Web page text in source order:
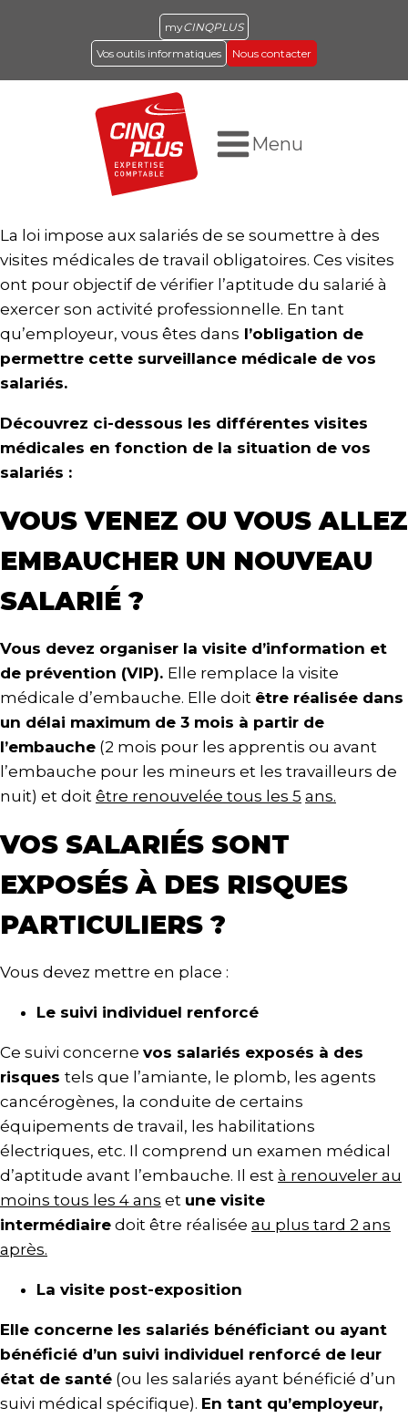
myCINQPLUS
Vos outils informatiques
Nous contacter
Menu
La loi impose aux salariés de se soumettre à des
visites médicales de travail obligatoires. Ces visites
ont pour objectif de vérifier l’aptitude du salarié à
exercer son activité professionnelle. En tant
qu’employeur, vous êtes dans l’obligation de
permettre cette surveillance médicale de vos
salariés.
Découvrez ci-dessous les différentes visites
médicales en fonction de la situation de vos
salariés :
VOUS VENEZ OU VOUS ALLEZ
EMBAUCHER UN NOUVEAU
SALARIÉ ?
Vous devez organiser la visite d’information et
de prévention (VIP). Elle remplace la visite
médicale d’embauche. Elle doit être réalisée dans
un délai maximum de 3 mois à partir de
l’embauche (2 mois pour les apprentis ou avant
l’embauche pour les mineurs et les travailleurs de
nuit) et doit être renouvelée tous les 5 ans.
VOS SALARIÉS SONT
EXPOSÉS À DES RISQUES
PARTICULIERS ?
Vous devez mettre en place :
Le suivi individuel renforcé
Ce suivi concerne vos salariés exposés à des
risques tels que l’amiante, le plomb, les agents
cancérogènes, la conduite de certains
équipements de travail, les habilitations
électriques, etc. Il comprend un examen médical
d’aptitude avant l’embauche. Il est à renouveler au
moins tous les 4 ans et une visite
intermédiaire doit être réalisée au plus tard 2 ans
après.
La visite post-exposition
Elle concerne les salariés bénéficiant ou ayant
bénéficié d’un suivi individuel renforcé de leur
état de santé (ou les salariés ayant bénéficié d’un
suivi médical spécifique). En tant qu’employeur,